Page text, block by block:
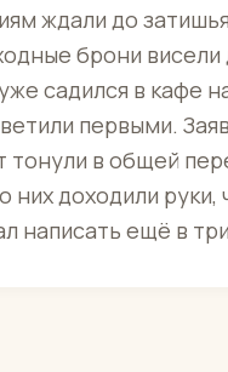
ждали до
брони висели
садился в кафе
первыми.
тонули в общей
них доходили руки,
написать ещё в